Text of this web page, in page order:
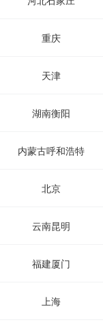
重庆
天津
湖南衡阳
内蒙古呼和浩特
北京
云南昆明
福建厦门
上海